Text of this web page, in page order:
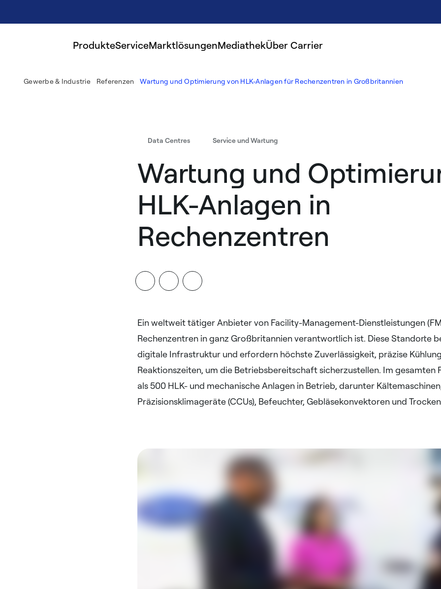
ProdukteServiceMarktlösungenMediathekÜber Carrier
Gewerbe & Industrie Referenzen Wartung und Optimierung von HLK-Anlagen für Rechenzentren in Großbritannien
Data Centres Service und Wartung
Wartung und
HLK-Anlagen in
Rechenzentren
Ein weltweit tätiger Anbieter von Facility-Management-Dienstleistungen
Rechenzentren in ganz Großbritannien verantwortlich ist. Diese Standorte
digitale Infrastruktur und erfordern höchste Zuverlässigkeit, präzise
Reaktionszeiten, um die Betriebsbereitschaft sicherzustellen. Im gesamten
als 500 HLK- und mechanische Anlagen in Betrieb, darunter
Präzisionsklimageräte (CCUs), Befeuchter, Gebläsekonvektoren und